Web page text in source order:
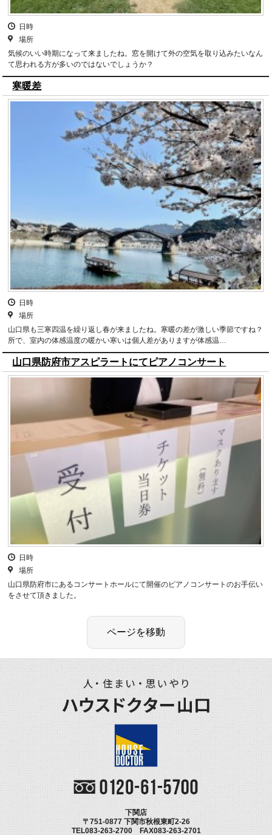
日時
場所
気候のいい時期になって来ましたね。窓を開けて外の空気を取り込みたいなん
て思われる方が多いのではないでしょうか？
寒暖差
日時
場所
山口県も三寒四温を繰り返し春が来ましたね。寒暖の差が激しい季節ですね？
所で、室内の体感温度の暖かい寒いは個人差がありますが体感温…
山口県防府市アスピラートにてピアノコンサート
日時
場所
山口県防府市にあるコンサートホールにて開催のピアノコンサートのお手伝い
をさせて頂きました。
下関店
〒751-0877 下関市秋根東町2-26
TEL083-263-2700 FAX083-263-2701